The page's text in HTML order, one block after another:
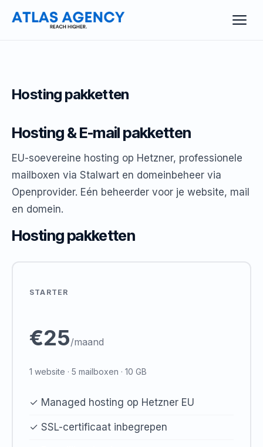
Hosting pakketten
Hosting & E-mail pakketten
EU-soevereine hosting op Hetzner, professionele
mailboxen via Stalwart en domeinbeheer via
Openprovider. Eén beheerder voor je website, mail
en domein.
Hosting pakketten
STARTER
€25/maand
1 website · 5 mailboxen · 10 GB
✓ Managed hosting op Hetzner EU
✓ SSL-certificaat inbegrepen